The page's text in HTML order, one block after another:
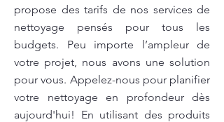
propose des tarifs de nos services de
nettoyage pensés pour tous les
budgets. Peu importe l’ampleur de
votre projet, nous avons une solution
pour vous. Appelez-nous pour planifier
votre nettoyage en profondeur dès
aujourd'hui! En utilisant des produits